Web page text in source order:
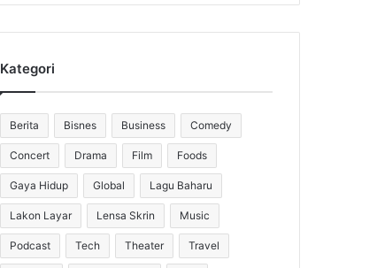
Kategori
Berita Bisnes Business Comedy
Concert Drama Film Foods
Gaya Hidup Global Lagu Baharu
Lakon Layar Lensa Skrin Music
Podcast Tech Theater Travel